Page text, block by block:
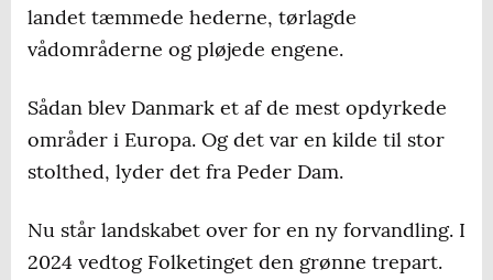
landet tæmmede hederne, tørlagde
vådområderne og pløjede engene.
Sådan blev Danmark et af de mest opdyrkede
områder i Europa. Og det var en kilde til stor
stolthed, lyder det fra Peder Dam.
Nu står landskabet over for en ny forvandling. I
2024 vedtog Folketinget den grønne trepart.